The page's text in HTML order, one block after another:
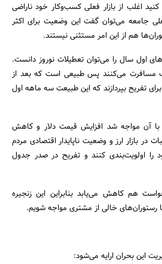
جستجو
اغلب از بازار فعلی کسب‌وکار خود ناراضی
جامعه می‌توان گفت این وضعیت برای اکثر
هم از این امر مستثنی نیستند.
اول سال را می‌توان تعطیلات نوروز دانست.
مسافرت می‌کنند پس طبیعی است که بعد از
تفریح بپردازند که این طبیعت سه ماهه اول
با آن مواجه شد افزایش قیمت دلار و کاهش
در بازار ارز و وضعیت ناپایدار اقتصادی مردم
را اولویت‌بندی کنند و تفریح در صدر جدول
هم کاهش می‌یابد بنابراین این زنجیره
رستوران‌های خالی از مشتری مواجه شویم.
این بحران ارایه می‌شود: